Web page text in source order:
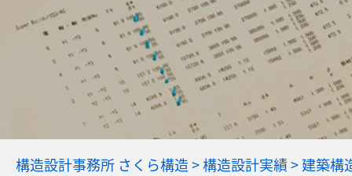
構造設計事務所 さくら構造>構造設計実績>建築構